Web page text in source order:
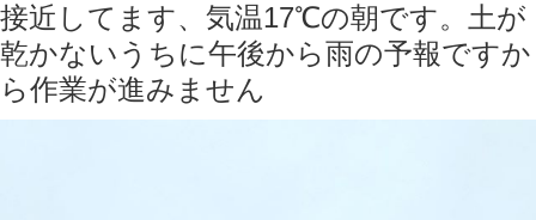
接近してます、気温17℃の朝です。土が
乾かないうちに午後から雨の予報ですか
ら作業が進みません